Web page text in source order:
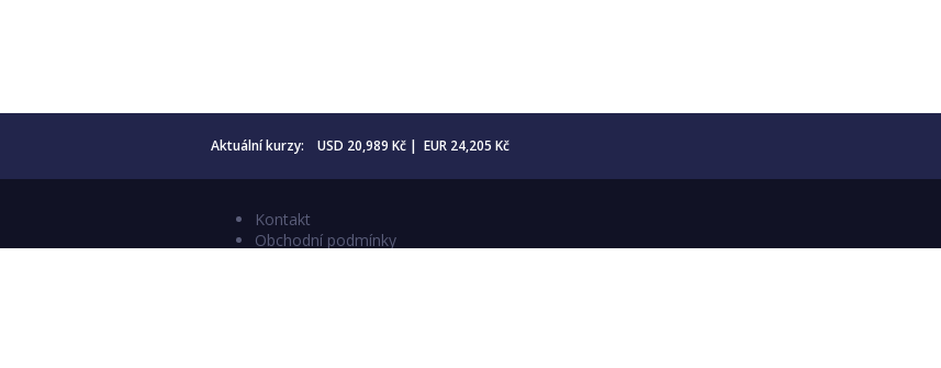
Aktuální kurzy: USD 20,989 Kč | EUR 24,205 Kč
Kontakt
Obchodní podmínky